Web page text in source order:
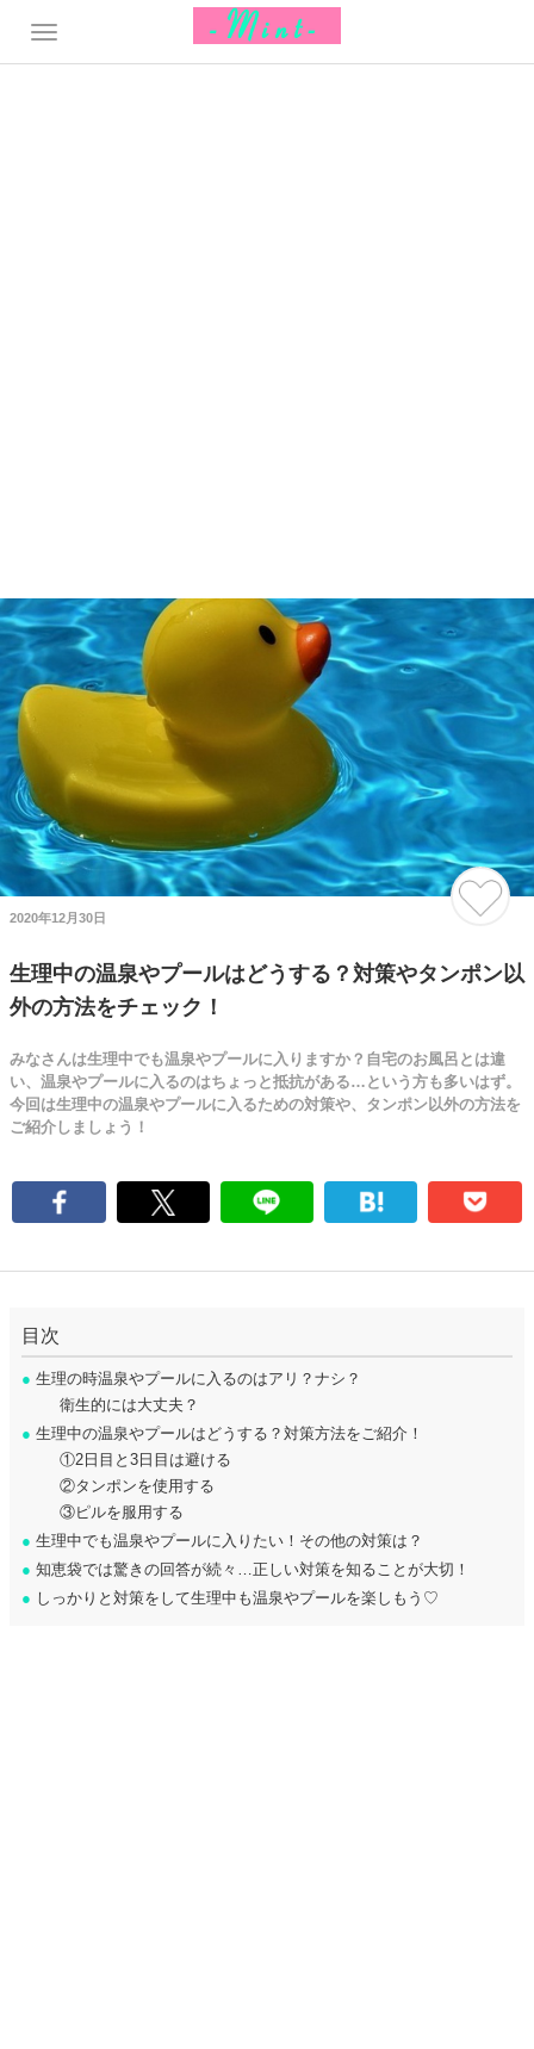
2020年12月30日
生理中の温泉やプールはどうする？対策やタンポン以
外の方法をチェック！
みなさんは生理中でも温泉やプールに入りますか？自宅のお風呂とは違
い、温泉やプールに入るのはちょっと抵抗がある…という方も多いはず。
今回は生理中の温泉やプールに入るための対策や、タンポン以外の方法を
ご紹介しましょう！
目次
● 生理の時温泉やプールに入るのはアリ？ナシ？
衛生的には大丈夫？
● 生理中の温泉やプールはどうする？対策方法をご紹介！
①2日目と3日目は避ける
②タンポンを使用する
③ピルを服用する
● 生理中でも温泉やプールに入りたい！その他の対策は？
● 知恵袋では驚きの回答が続々…正しい対策を知ることが大切！
● しっかりと対策をして生理中も温泉やプールを楽しもう♡